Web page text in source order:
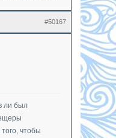
#50167
ли был
чтобы